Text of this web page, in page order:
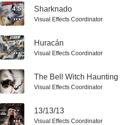
4.5 Sharknado
Visual Effects Coordinator
1.7 Huracán
Visual Effects Coordinator
-- The Bell Witch Haunting
Visual Effects Coordinator
-- 13/13/13
Visual Effects Coordinator